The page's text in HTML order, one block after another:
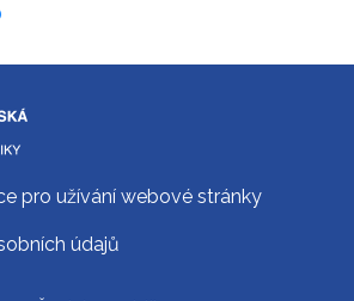
pro užívání webové stránky
údajů